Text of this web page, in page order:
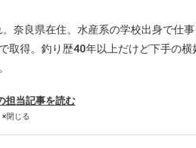
奈良県在住。水産系の学校出身で仕
取得。釣り歴40年以上だけど下手の横
担当記事を読む
×閉じる